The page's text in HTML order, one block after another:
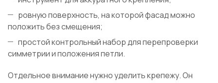
ровную поверхность, на которой фасад можно
положить без смещения;
простой контрольный набор для перепроверки
симметрии и положения петли.
Отдельное внимание нужно уделить крепежу. Он